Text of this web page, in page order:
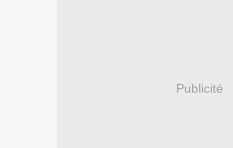
Publicité